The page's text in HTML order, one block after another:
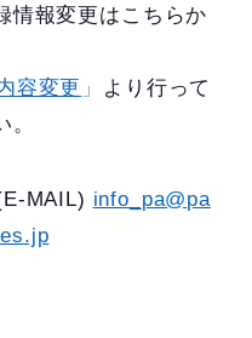
情報変更はこちらか
容変更 」
より行って
。
MAIL) info_pa@pa